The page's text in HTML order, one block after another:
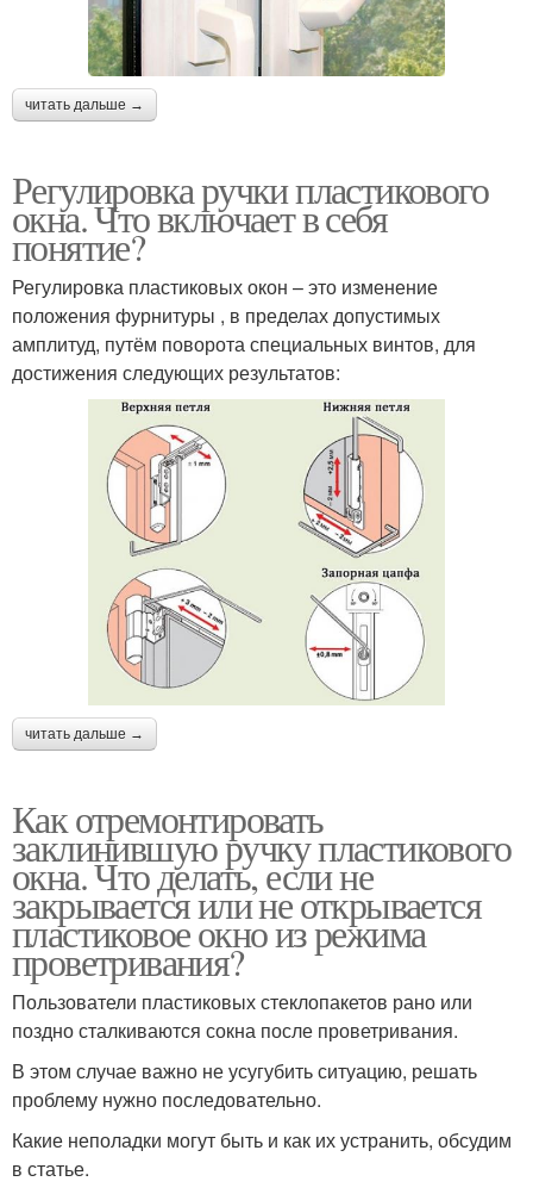
читать дальше →
Регулировка ручки пластикового
окна. Что включает в себя
понятие?
Регулировка пластиковых окон – это изменение
положения фурнитуры , в пределах допустимых
амплитуд, путём поворота специальных винтов, для
достижения следующих результатов:
читать дальше →
Как отремонтировать
заклинившую ручку пластикового
окна. Что делать, если не
закрывается или не открывается
пластиковое окно из режима
проветривания?
Пользователи пластиковых стеклопакетов рано или
поздно сталкиваются сокна после проветривания.
В этом случае важно не усугубить ситуацию, решать
проблему нужно последовательно.
Какие неполадки могут быть и как их устранить, обсудим
в статье.